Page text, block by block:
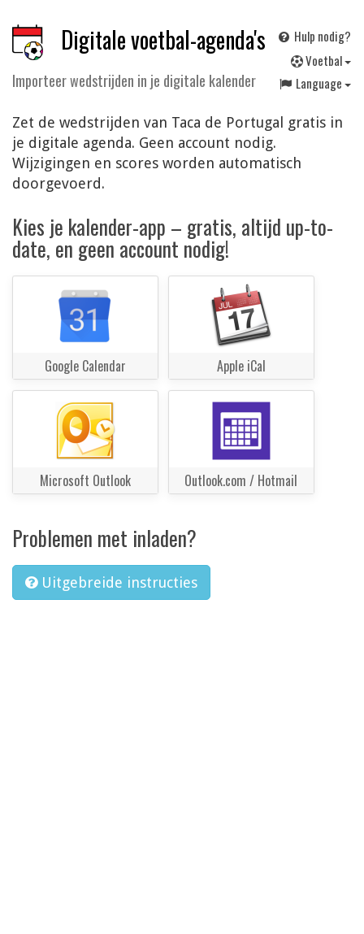
Digitale voetbal-agenda's
Importeer wedstrijden in je digitale kalender
Hulp nodig?
Voetbal
Language
Zet de wedstrijden van Taca de Portugal gratis in
je digitale agenda. Geen account nodig.
Wijzigingen en scores worden automatisch
doorgevoerd.
Kies je kalender-app – gratis, altijd up-to-
date, en geen account nodig!
Google Calendar Apple iCal
Microsoft Outlook Outlook.com / Hotmail
Problemen met inladen?
Uitgebreide instructies